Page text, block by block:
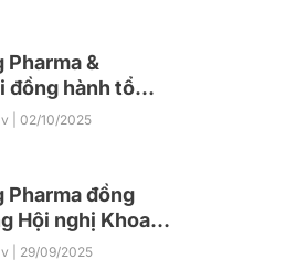
Pharma &
đồng hành tổ
công Hội thảo
| 02/10/2025
Pharma đồng
Hội nghị Khoa
– Họng Đà
| 29/09/2025